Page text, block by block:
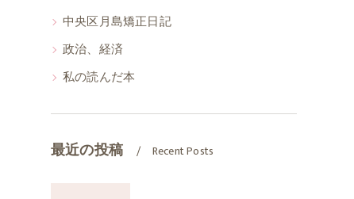
中央区月島矯正日記
政治、経済
私の読んだ本
最近の投稿 Recent Posts